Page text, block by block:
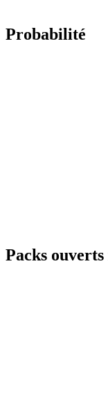
Probabilité
Packs